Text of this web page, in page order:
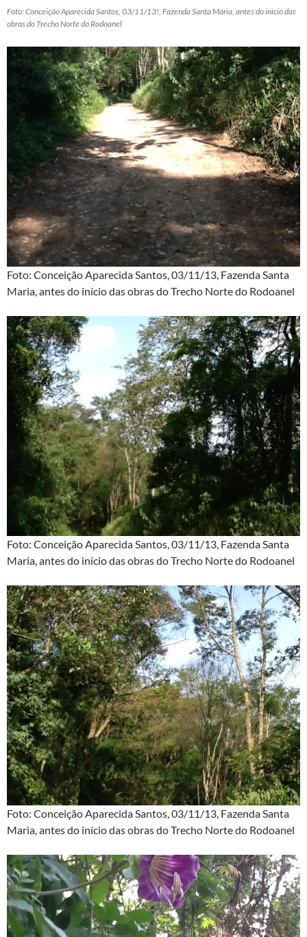
Foto: Conceição Aparecida Santos, 03/11/13!, Fazenda Santa Maria, antes do início das
obras do Trecho Norte do Rodoanel
Foto: Conceição Aparecida Santos, 03/11/13, Fazenda Santa
Maria, antes do início das obras do Trecho Norte do Rodoanel
Foto: Conceição Aparecida Santos, 03/11/13, Fazenda Santa
Maria, antes do início das obras do Trecho Norte do Rodoanel
Foto: Conceição Aparecida Santos, 03/11/13, Fazenda Santa
Maria, antes do início das obras do Trecho Norte do Rodoanel